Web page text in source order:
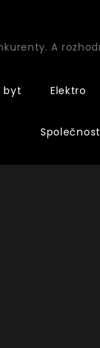
A
byt Elektro
Společnost